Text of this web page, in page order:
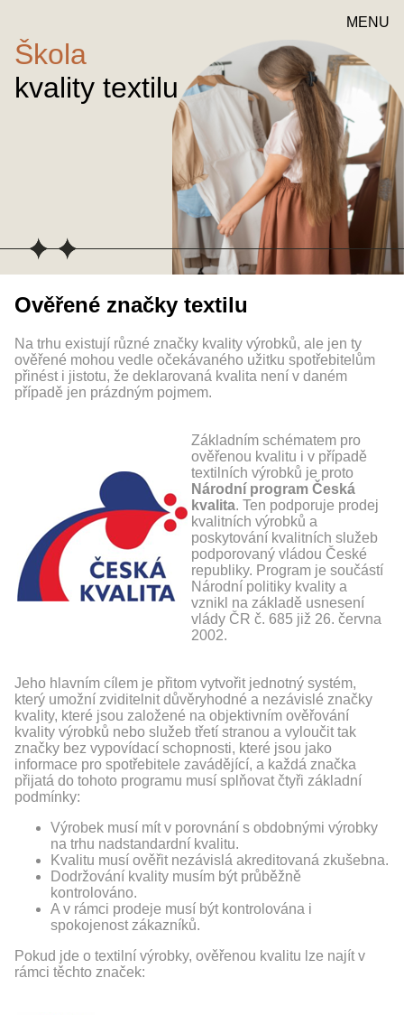
MENU
Škola
kvality textilu
Ověřené značky textilu
Na trhu existují různé značky kvality výrobků, ale jen ty
ověřené mohou vedle očekávaného užitku spotřebitelům
přinést i jistotu, že deklarovaná kvalita není v daném
případě jen prázdným pojmem.
Základním schématem pro
ověřenou kvalitu i v případě
textilních výrobků je proto
Národní program Česká
kvalita. Ten podporuje prodej
kvalitních výrobků a
poskytování kvalitních služeb
podporovaný vládou České
republiky. Program je součástí
Národní politiky kvality a
vznikl na základě usnesení
vlády ČR č. 685 již 26. června
2002.
Jeho hlavním cílem je přitom vytvořit jednotný systém,
který umožní zviditelnit důvěryhodné a nezávislé značky
kvality, které jsou založené na objektivním ověřování
kvality výrobků nebo služeb třetí stranou a vyloučit tak
značky bez vypovídací schopnosti, které jsou jako
informace pro spotřebitele zavádějící, a každá značka
přijatá do tohoto programu musí splňovat čtyři základní
podmínky:
Výrobek musí mít v porovnání s obdobnými výrobky
na trhu nadstandardní kvalitu.
Kvalitu musí ověřit nezávislá akreditovaná zkušebna.
Dodržování kvality musím být průběžně
kontrolováno.
A v rámci prodeje musí být kontrolována i
spokojenost zákazníků.
Pokud jde o textilní výrobky, ověřenou kvalitu lze najít v
rámci těchto značek: